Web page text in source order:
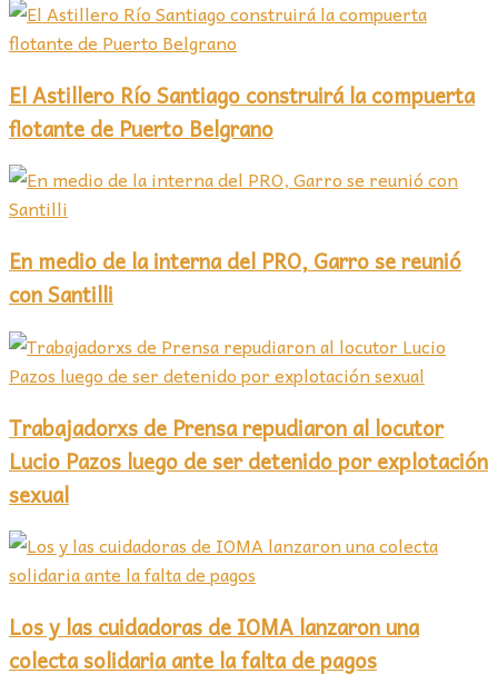
El Astillero Río Santiago construirá la compuerta
flotante de Puerto Belgrano
En medio de la interna del PRO, Garro se reunió
con Santilli
Trabajadorxs de Prensa repudiaron al locutor
Lucio Pazos luego de ser detenido por explotación
sexual
Los y las cuidadoras de IOMA lanzaron una
colecta solidaria ante la falta de pagos